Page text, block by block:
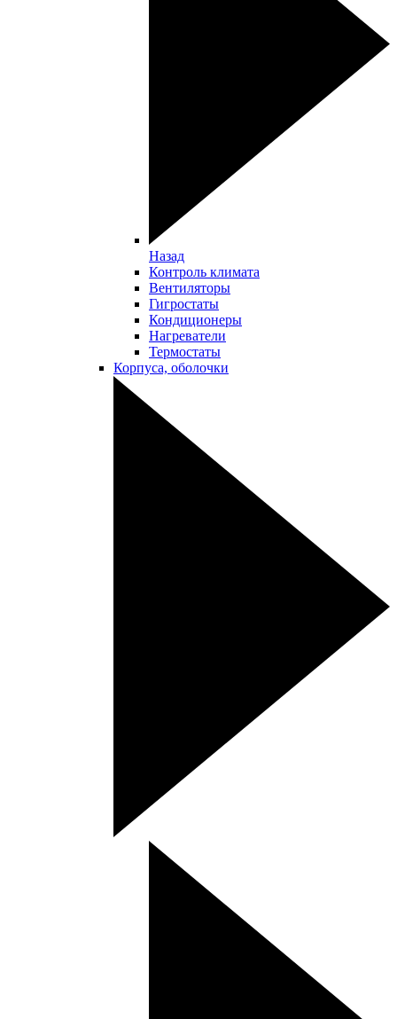
Назад
Контроль климата
Вентиляторы
Гигростаты
Кондиционеры
Нагреватели
Термостаты
Корпуса, оболочки